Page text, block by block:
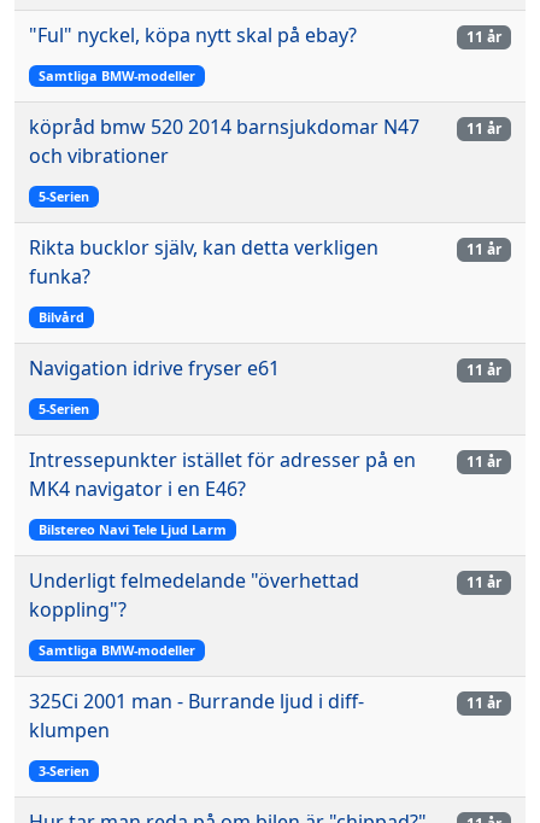
"Ful" nyckel, köpa nytt skal på ebay?
Samtliga BMW-modeller
11 år
köpråd bmw 520 2014 barnsjukdomar N47
och vibrationer
5-Serien
11 år
Rikta bucklor själv, kan detta verkligen
funka?
Bilvård
11 år
Navigation idrive fryser e61
5-Serien
11 år
Intressepunkter istället för adresser på en
MK4 navigator i en E46?
Bilstereo Navi Tele Ljud Larm
11 år
Underligt felmedelande "överhettad
koppling"?
Samtliga BMW-modeller
11 år
325Ci 2001 man - Burrande ljud i diff-
klumpen
3-Serien
11 år